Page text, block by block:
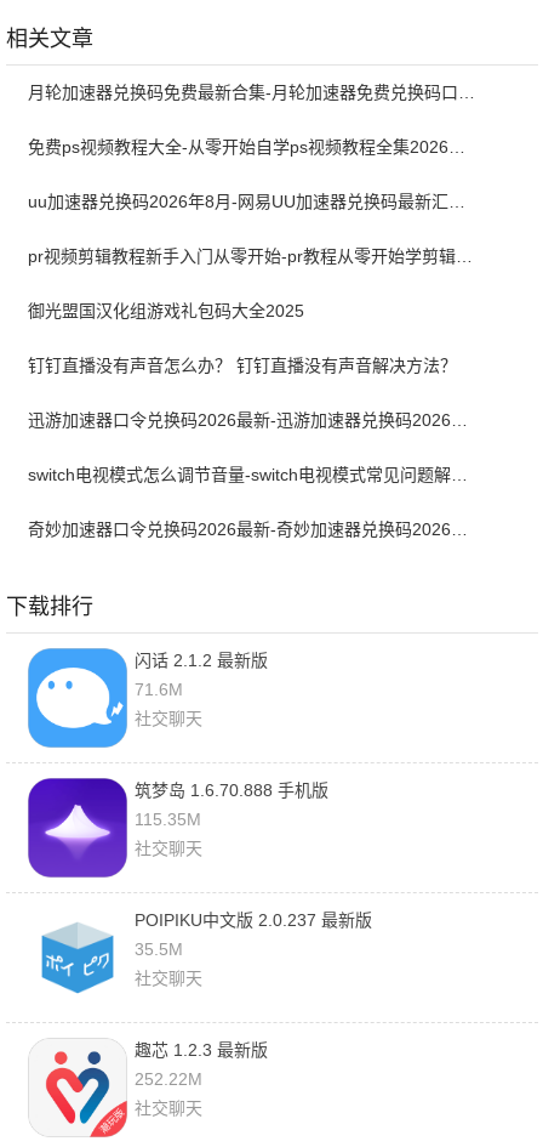
相关文章
pr视频剪辑教程新手入门从零开始-pr教程从零开始学剪辑全集免费
御光盟国汉化组游戏礼包码大全2025
钉钉直播没有声音怎么办？ 钉钉直播没有声音解决方法？
switch电视模式怎么调节音量-switch电视模式常见问题解决方案
下载排行
闪话 2.1.2 最新版
71.6M
社交聊天
筑梦岛 1.6.70.888 手机版
115.35M
社交聊天
POIPIKU中文版 2.0.237 最新版
35.5M
社交聊天
趣芯 1.2.3 最新版
252.22M
社交聊天